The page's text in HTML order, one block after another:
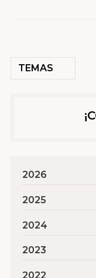
TEMAS
2026
2025
2024
2023
2022